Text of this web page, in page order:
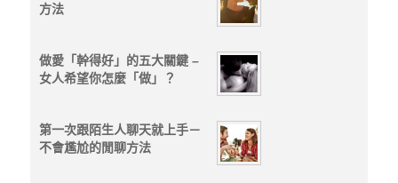
方法
做愛「幹得好」的五大關鍵 –
女人希望你怎麼「做」？
第一次跟陌生人聊天就上手－
不會尷尬的閒聊方法